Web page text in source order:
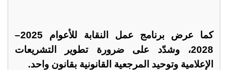
كما عرض برنامج عمل النقابة للأعوام 2025–
2028، وشدّد على ضرورة تطوير التشريعات
الإعلامية وتوحيد المرجعية القانونية بقانون واحد.